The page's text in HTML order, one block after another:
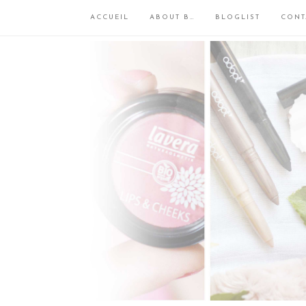
ACCUEIL ABOUT B… BLOGLIST